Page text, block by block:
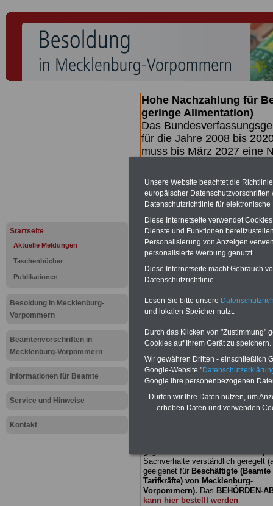
Startseite
Aktuelle Meldungen
Taschenbücher
Publikationen
Besoldung in Mecklenburg-
Vorpommern
Beamtenvorschriften in
Mecklenburg-Vorpommern
Informationen für Beamte
Service und Hinweise
Kontakt
Hohe Nachzahlung für
geringe Alimentation)
Das
für die Jahre 2008 bis
muss bis März 2027 eine
(Beamte &
geben (Medienberichten
mind.3.000 und 13.000
hierzu eine Broschüre
des Gesetzentwurfs der
(wahrscheinlich im
Broschüre.
Meldung
BEHÖRDEN-ABO
mit drei
25,00 Euro: Wissenswertes für
Sachverhalte verständlich geregelt
geeigenet für Beschäftigte
Tarifkräfte) von Mecklenburg-
Vorpommern).. Das BEHÖRDEN-
kann hier bestellt werden
Unsere Website beachtet die
europäischer
Datenschutzrichtlinie für
Diese Internetseite verwendet
Dienste und Funktionen
Personalisierung von Anzeigen
personalisierte Werbung genutzt.
Diese Internetseite macht Gebrauch
Datenschutzrichtlinie.
Lesen Sie bitte unsere
und lokalen Speicher nutzt.
Durch das Klicken von "Zustimmung"
Cookies auf Ihrem Gerät zu speichern.
Wir gewähren Dritten - einschließlich
Google-Website "
Google ihre personenbezogenen
Dürfen wir Ihre Daten nutzen, um
erheben Daten und verwenden